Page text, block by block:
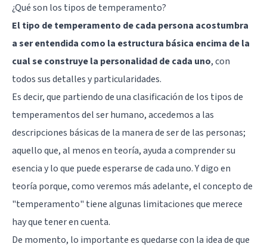
¿Qué son los tipos de temperamento?
El tipo de temperamento de cada persona acostumbra
a ser entendida como la estructura básica encima de la
cual se construye la personalidad de cada uno, con
todos sus detalles y particularidades.
Es decir, que partiendo de una clasificación de los tipos de
temperamentos del ser humano, accedemos a las
descripciones básicas de la manera de ser de las personas;
aquello que, al menos en teoría, ayuda a comprender su
esencia y lo que puede esperarse de cada uno. Y digo en
teoría porque, como veremos más adelante, el concepto de
"temperamento" tiene algunas limitaciones que merece
hay que tener en cuenta.
De momento, lo importante es quedarse con la idea de que